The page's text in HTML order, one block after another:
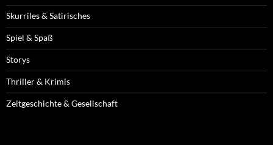
Skurriles & Satirisches
Spiel & Spaß
Storys
Thriller & Krimis
Zeitgeschichte & Gesellschaft